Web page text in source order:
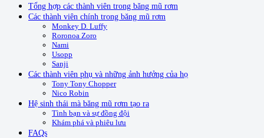
Tổng hợp các thành viên trong băng mũ rơm
Các thành viên chính trong băng mũ rơm
Monkey D. Luffy
Roronoa Zoro
Nami
Usopp
Sanji
Các thành viên phụ và những ảnh hưởng của họ
Tony Tony Chopper
Nico Robin
Hệ sinh thái mà băng mũ rơm tạo ra
Tình bạn và sự đồng đội
Khám phá và phiêu lưu
FAQs